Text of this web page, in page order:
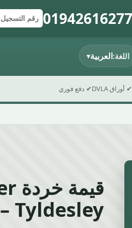
رقم التسجيل
الرمز البريدي
إرسال النموذج
اللغة:العربية▾
✔ أوراق DVLA ✔ دفع فوري
Tyldesley – دليل 2026